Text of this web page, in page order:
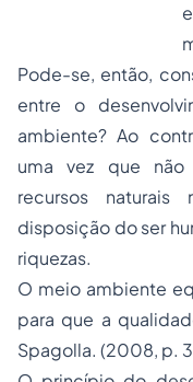
Pode-se, então,
entre o
ambiente? Ao
uma vez que não
recursos naturais
disposição do ser
riquezas.
O meio ambiente
para que a
Spagolla. (2008, p.